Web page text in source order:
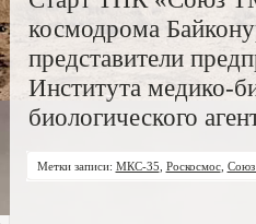
космодрома
представители
Института медико-
биологического
Метки записи: МКС-35 Роскосмос,